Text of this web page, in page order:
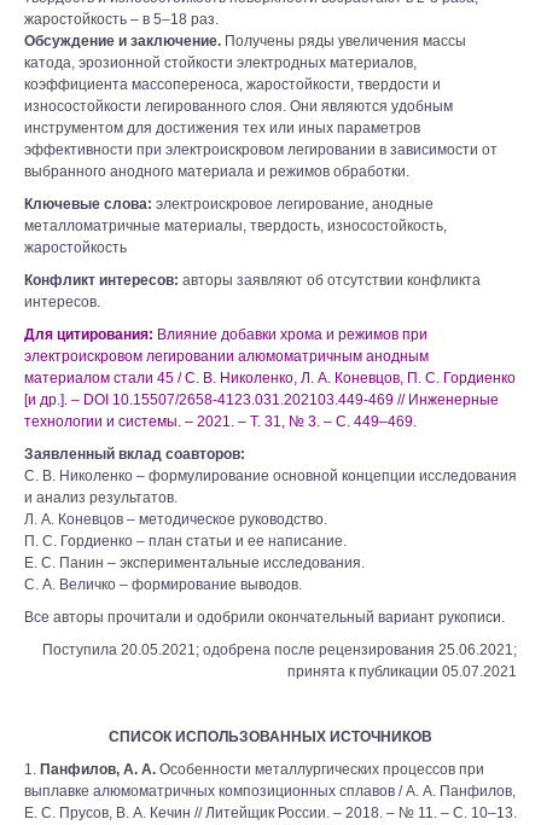
жаростойкость – в 5–18 раз.
Обсуждение и заключение. Получены ряды увеличения массы
катода, эрозионной стойкости электродных материалов,
коэффициента массопереноса, жаростойкости, твердости и
износостойкости легированного слоя. Они являются удобным
инструментом для достижения тех или иных параметров
эффективности при электроискровом легировании в зависимости от
выбранного анодного материала и режимов обработки.
Ключевые слова: электроискровое легирование, анодные
металломатричные материалы, твердость, износостойкость,
жаростойкость
Конфликт интересов: авторы заявляют об отсутствии конфликта
интересов.
Для цитирования: Влияние добавки хрома и режимов при
электроискровом легировании алюмоматричным анодным
материалом стали 45 / С. В. Николенко, Л. А. Коневцов, П. С. Гордиенко
[и др.]. – DOI 10.15507/2658-4123.031.202103.449-469 // Инженерные
технологии и системы. – 2021. – Т. 31, № 3. – С. 449–469.
Заявленный вклад соавторов:
С. В. Николенко – формулирование основной концепции исследования
и анализ результатов.
Л. А. Коневцов – методическое руководство.
П. С. Гордиенко – план статьи и ее написание.
Е. С. Панин – экспериментальные исследования.
С. А. Величко – формирование выводов.
Все авторы прочитали и одобрили окончательный вариант рукописи.
Поступила 20.05.2021; одобрена после рецензирования 25.06.2021;
принята к публикации 05.07.2021
СПИСОК ИСПОЛЬЗОВАННЫХ ИСТОЧНИКОВ
1. Панфилов, А. А. Особенности металлургических процессов при
выплавке алюмоматричных композиционных сплавов / А. А. Панфилов,
Е. С. Прусов, В. А. Кечин // Литейщик России. – 2018. – № 11. – С. 10–13.